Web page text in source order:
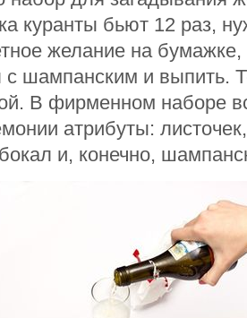
куранты бьют 12 раз,
желание на
с шампанским и выпить.
В фирменном наборе
атрибуты:
и, конечно,